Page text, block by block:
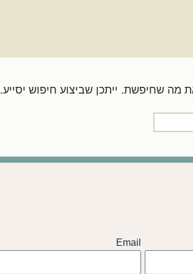
מה שחיפשת. ייתכן שביצוע חיפוש יסייע.
Email